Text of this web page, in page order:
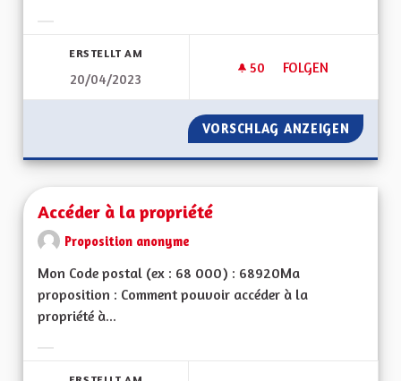
ERSTELLT AM
20/04/2023
50 50 FOLLOWER
FOLGEN
ENSEIGNEMENT
VORSCHLAG ANZEIGEN
Accéder à la propriété
Proposition anonyme
Mon Code postal (ex : 68 000) : 68920Ma
proposition : Comment pouvoir accéder à la
propriété à...